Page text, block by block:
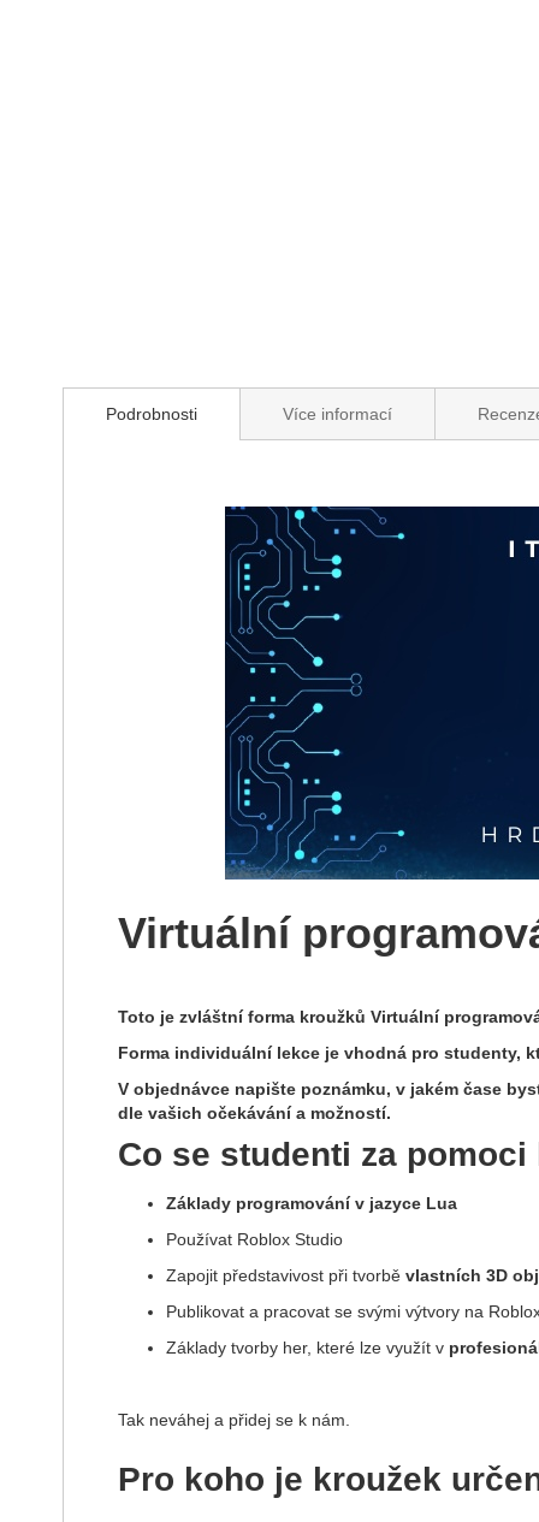
Podrobnosti
Virtuální
Toto je zvláštní forma kroužků Virtuální
Forma individuální lekce je vhodná pro studenty,
V objednávce napište poznámku, v jakém čase
dle vašich očekávání a možností.
Co se studenti za
Základy programování v jazyce Lua
Používat Roblox Studio
Zapojit představivost při tvorbě vlastních 3D
Publikovat a pracovat se svými výtvory na
Základy tvorby her, které lze využít v
Tak neváhej a přidej se k nám.
Pro koho je kroužek
Více informací